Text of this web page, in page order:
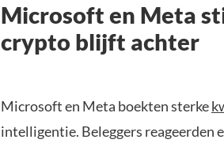
Microsoft en Meta
crypto blijft achter
Microsoft en Meta boekten sterke
intelligentie. Beleggers reageerden